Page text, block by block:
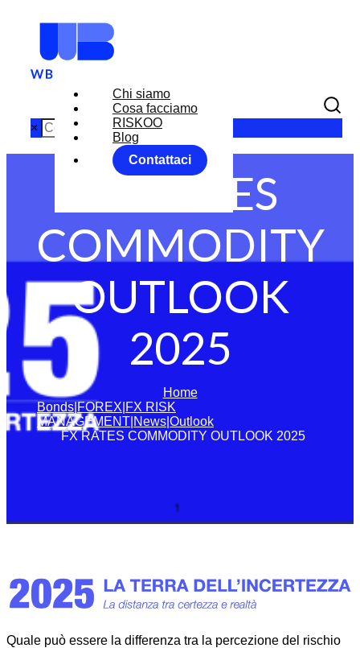
Chi siamo
Cosa facciamo
RISKOO
Blog
Contattaci
×
FX RATES
COMMODITY
OUTLOOK
2025
Home
Bonds|FOREX|FX RISK
MANAGEMENT|News|Outlook
FX RATES COMMODITY OUTLOOK 2025
Quale può essere la differenza tra la percezione del rischio